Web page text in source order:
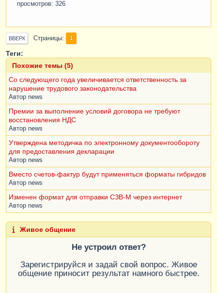
просмотров: 326
ВВЕРХ Страницы 1
Теги:
Похожие темы (5)
Со следующего года увеличивается ответственность за
нарушение трудового законодательства
Автор news
Премии за выполнение условий договора не требуют
восстановления НДС
Автор news
Утверждена методичка по электронному документообороту
для предоставления декларации
Автор news
Вместо счетов-фактур будут применяться форматы гибридов
Автор news
Изменен формат для отправки СЗВ-М через интернет
Автор news
Живое общение
Не устроил ответ?
Зарегистрируйся и задай свой вопрос. Живое
общение приносит результат намного быстрее.